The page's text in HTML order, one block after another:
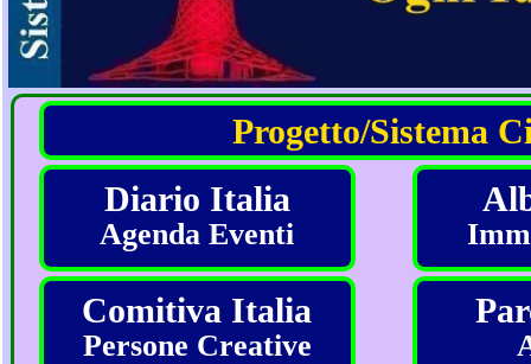
Progetto/Sistema
Diario Italia
Agenda Eventi
Comitiva Italia
Persone Creative